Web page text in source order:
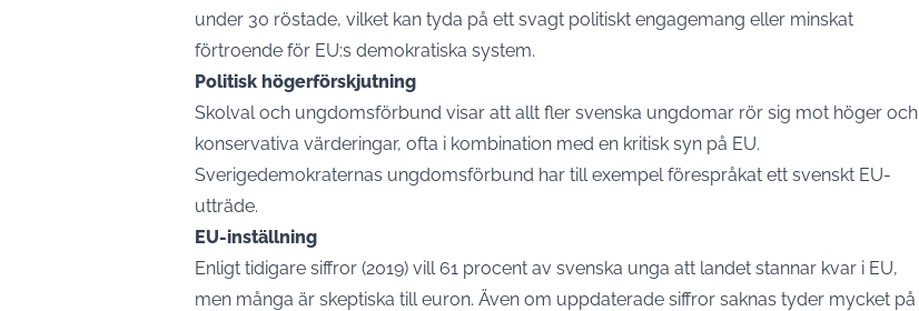
under 30 röstade, vilket kan tyda på ett svagt politiskt engagemang eller minskat
förtroende för EU:s demokratiska system.
Politisk högerförskjutning
Skolval och ungdomsförbund visar att allt fler svenska ungdomar rör sig mot höger och
konservativa värderingar, ofta i kombination med en kritisk syn på EU.
Sverigedemokraternas ungdomsförbund har till exempel förespråkat ett svenskt EU-
utträde.
EU-inställning
Enligt tidigare siffror (2019) vill 61 procent av svenska unga att landet stannar kvar i EU,
men många är skeptiska till euron. Även om uppdaterade siffror saknas tyder mycket på